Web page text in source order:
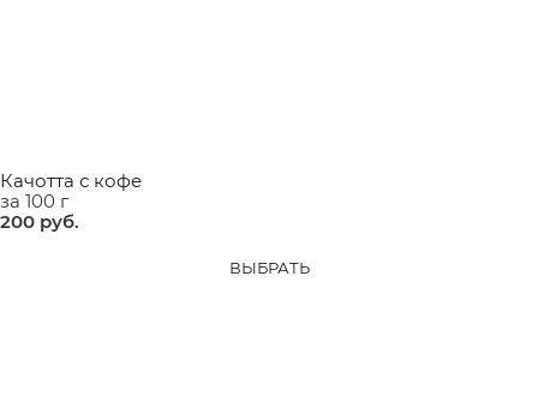
Качотта с кофе
за 100 г
200 руб.
ВЫБРАТЬ